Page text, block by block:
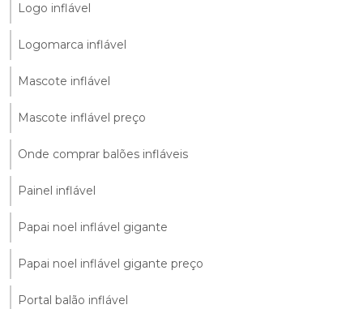
Logo inflável
Logomarca inflável
Mascote inflável
Mascote inflável preço
Onde comprar balões infláveis
Painel inflável
Papai noel inflável gigante
Papai noel inflável gigante preço
Portal balão inflável